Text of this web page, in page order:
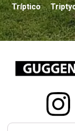
Tríptico